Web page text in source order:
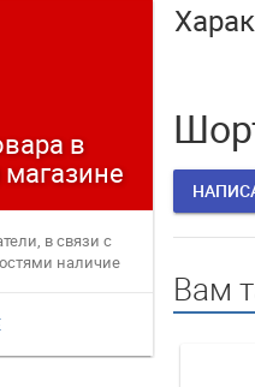
в
в связи с
наличие
Вам